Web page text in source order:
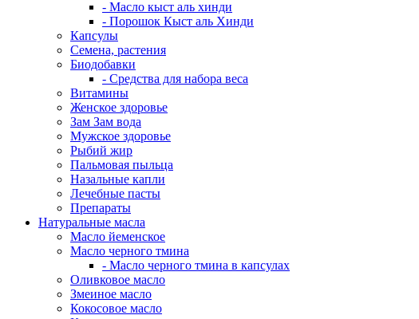
- Масло кыст аль хинди
- Порошок Кыст аль Хинди
Капсулы
Семена, растения
Биодобавки
- Средства для набора веса
Витамины
Женское здоровье
Зам Зам вода
Мужское здоровье
Рыбий жир
Пальмовая пыльца
Назальные капли
Лечебные пасты
Препараты
Натуральные масла
Масло йеменское
Масло черного тмина
- Масло черного тмина в капсулах
Оливковое масло
Змеиное масло
Кокосовое масло